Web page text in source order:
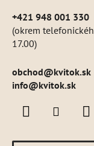
+421 948 001 330
(okrem
17.00)
obchod@kvitok.sk
info@kvitok.sk